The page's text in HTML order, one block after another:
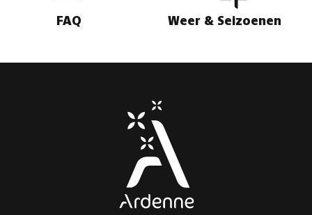
FAQ Weer & Seizoenen